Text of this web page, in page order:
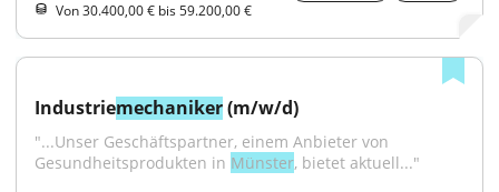
Von 30.400,00 € bis 59.200,00 €
Industriemechaniker (m/w/d)
"...Unser Geschäftspartner, einem Anbieter von
Gesundheitsprodukten in Münster, bietet aktuell..."